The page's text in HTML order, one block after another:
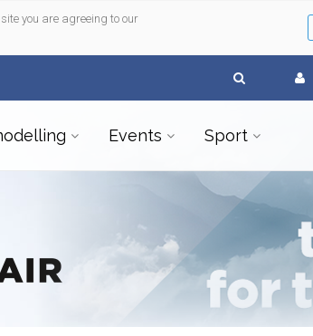
you are agreeing to our
Events Sport